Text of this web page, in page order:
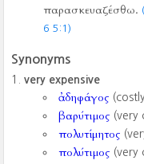
παρασκευαζέσθω.
6 5:1)
Synonyms
very expensive
ἀδηφάγος
βαρύτιμος (very
πολυτίμητος
πολύτιμος (very